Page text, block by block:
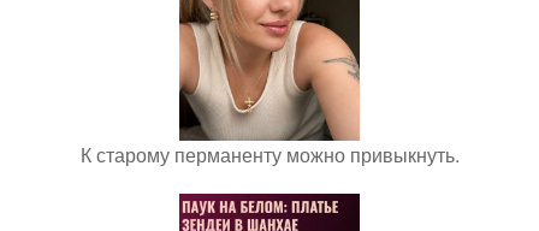
К старому перманенту можно привыкнуть.